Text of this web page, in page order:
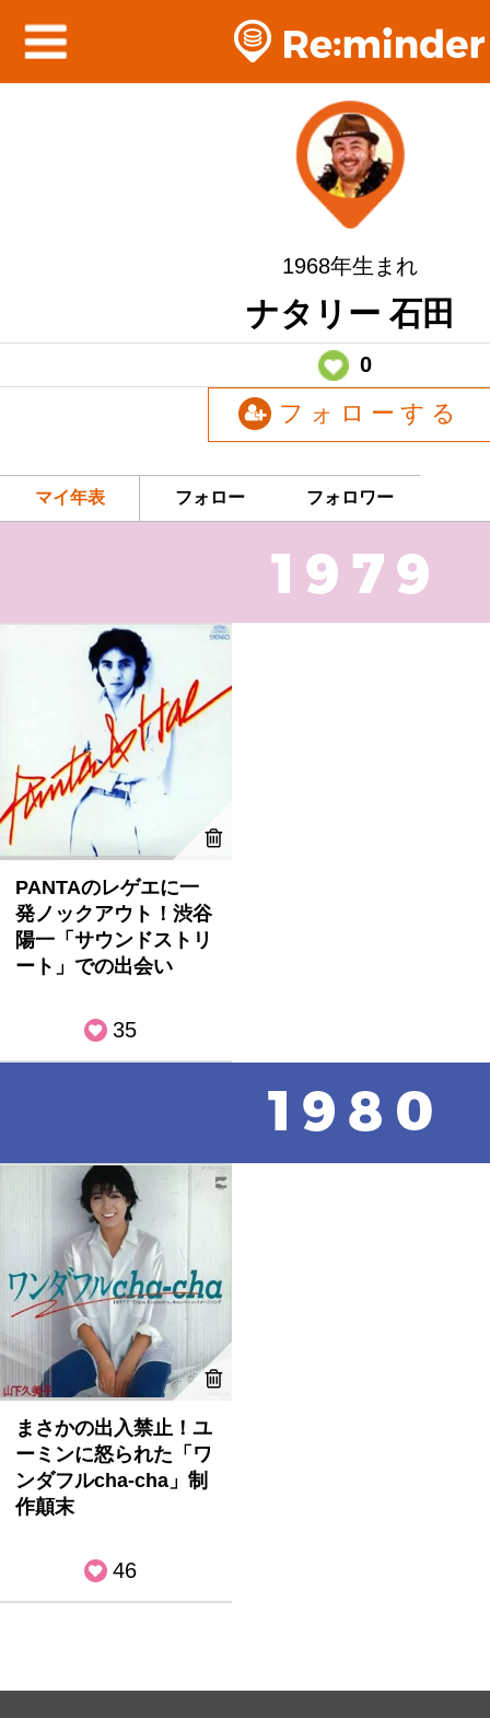
1968年生まれ
ナタリー 石田
0
フォローする
マイ年表 フォロー フォロワー
PANTAのレゲエに一
発ノックアウト！渋谷
陽一「サウンドストリ
ート」での出会い
35
まさかの出入禁止！ユ
ーミンに怒られた「ワ
ンダフルcha-cha」制
作顛末
46